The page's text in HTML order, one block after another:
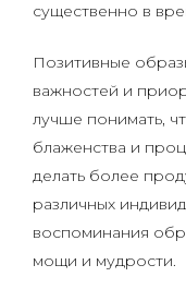
существенно в
Позитивные
важностей и
лучше понимать,
блаженства и
делать более
различных
воспоминания
мощи и мудрости.